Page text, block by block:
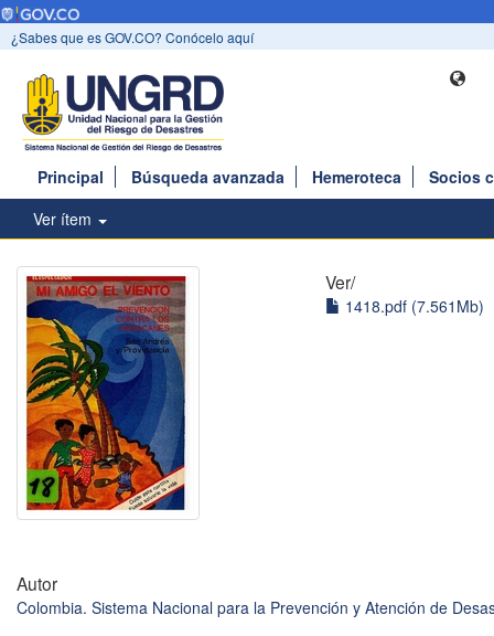
¿Sabes que es GOV.CO? Conócelo aquí
Principal Búsqueda avanzada Hemeroteca
Socios
Ver ítem
Ver/
1418.pdf (7.561Mb)
Autor
Colombia. Sistema Nacional para la Prevención y Atención de